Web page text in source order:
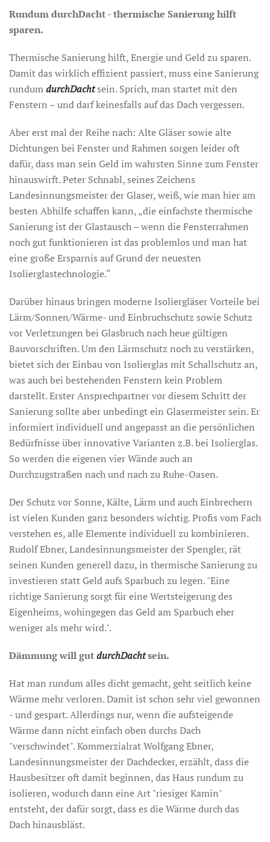
Rundum durchDacht - thermische Sanierung hilft
sparen.
Thermische Sanierung hilft, Energie und Geld zu sparen.
Damit das wirklich effizient passiert, muss eine Sanierung
rundumdurchDachtsein. Sprich, man startet mit den
Fenstern – und darf keinesfalls auf das Dach vergessen.
Aber erst mal der Reihe nach: Alte Gläser sowie alte
Dichtungen bei Fenster und Rahmen sorgen leider oft
dafür, dass man sein Geld im wahrsten Sinne zum Fenster
hinauswirft. Peter Schnabl, seines Zeichens
Landesinnungsmeister der Glaser, weiß, wie man hier am
besten Abhilfe schaffen kann, „die einfachste thermische
Sanierung ist der Glastausch – wenn die Fensterrahmen
noch gut funktionieren ist das problemlos und man hat
eine große Ersparnis auf Grund der neuesten
Isolierglastechnologie.“
Darüber hinaus bringen moderne Isoliergläser Vorteile bei
Lärm/Sonnen/Wärme- und Einbruchschutz sowie Schutz
vor Verletzungen bei Glasbruch nach heue gültigen
Bauvorschriften. Um den Lärmschutz noch zu verstärken,
bietet sich der Einbau von Isolierglas mit Schallschutz an,
was auch bei bestehenden Fenstern kein Problem
darstellt. Erster Ansprechpartner vor diesem Schritt der
Sanierung sollte aber unbedingt ein Glasermeister sein. Er
informiert individuell und angepasst an die persönlichen
Bedürfnisse über innovative Varianten z.B. bei Isolierglas.
So werden die eigenen vier Wände auch an
Durchzugstraßen nach und nach zu Ruhe-Oasen.
Der Schutz vor Sonne, Kälte, Lärm und auch Einbrechern
ist vielen Kunden ganz besonders wichtig. Profis vom Fach
verstehen es, alle Elemente individuell zu kombinieren.
Rudolf Ebner, Landesinnungsmeister der Spengler, rät
seinen Kunden generell dazu, in thermische Sanierung zu
investieren statt Geld aufs Sparbuch zu legen. "Eine
richtige Sanierung sorgt für eine Wertsteigerung des
Eigenheims, wohingegen das Geld am Sparbuch eher
weniger als mehr wird.".
Dämmung will gutdurchDachtsein.
Hat man rundum alles dicht gemacht, geht seitlich keine
Wärme mehr verloren. Damit ist schon sehr viel gewonnen
- und gespart. Allerdings nur, wenn die aufsteigende
Wärme dann nicht einfach oben durchs Dach
"verschwindet". Kommerzialrat Wolfgang Ebner,
Landesinnungsmeister der Dachdecker, erzählt, dass die
Hausbesitzer oft damit beginnen, das Haus rundum zu
isolieren, wodurch dann eine Art "riesiger Kamin"
entsteht, der dafür sorgt, dass es die Wärme durch das
Dach hinausbläst.